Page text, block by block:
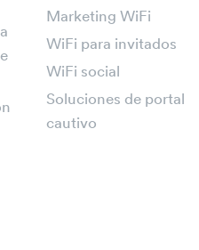
Marketing WiFi
WiFi para invitados
WiFi social
Soluciones de portal
cautivo